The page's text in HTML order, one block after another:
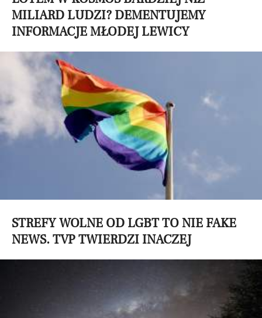
MILIARD LUDZI? DEMENTUJEMY
INFORMACJE MŁODEJ LEWICY
STREFY WOLNE OD LGBT TO NIE FAKE
NEWS. TVP TWIERDZI INACZEJ